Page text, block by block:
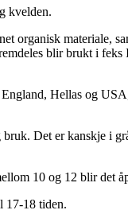
kvelden.
organisk materiale,
blir brukt i
Hellas og
Det er kanskje i
10 og 12 blir det
17-18 tiden.